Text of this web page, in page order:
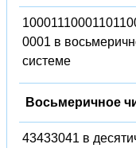
0001 в
системе
Восьмеричное
43433041 в